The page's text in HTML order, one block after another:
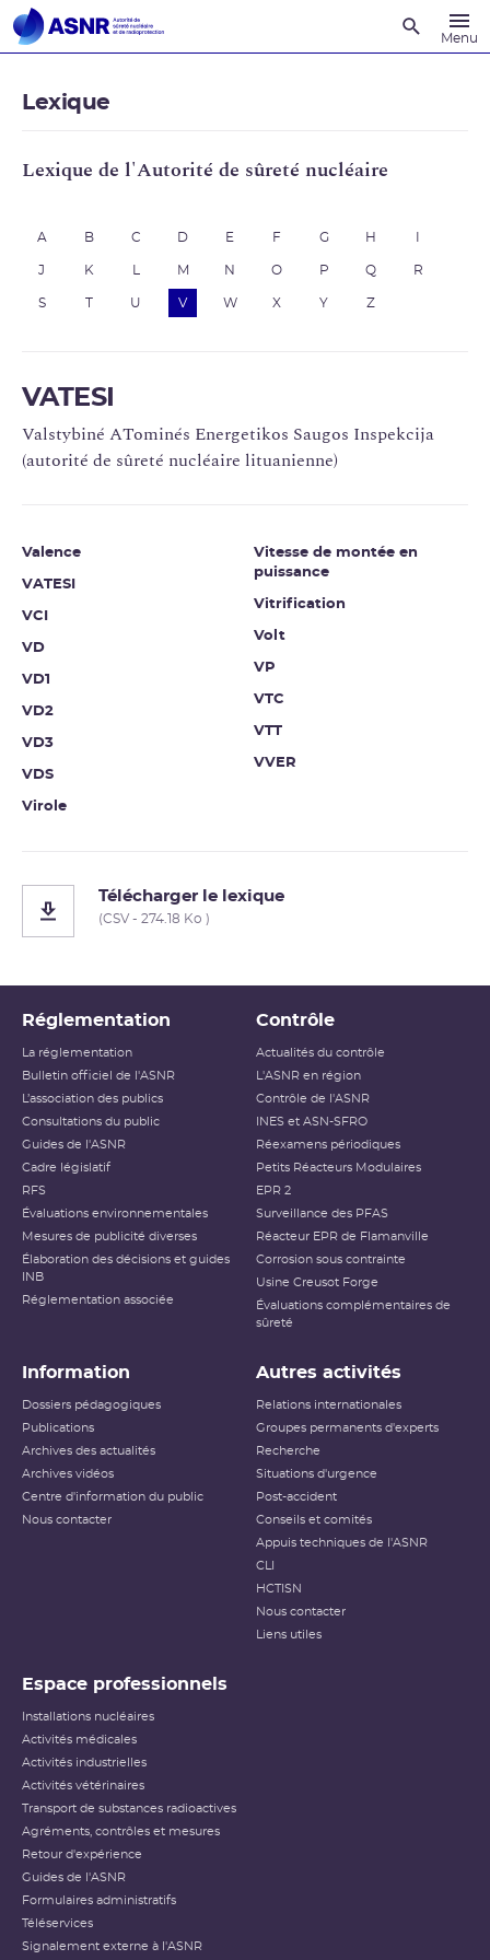
Menu
Lexique
Lexique de l'Autorité de sûreté nucléaire
A B C D E F G H
J K M N O P Q R
S U V W X Y Z
VATESI
Valstybiné ATominés Energetikos Saugos Inspekcija
(autorité de sûreté nucléaire lituanienne)
Valence
VATESI
VCI
VD
VD1
VD2
VD3
VDS
Virole
Vitesse de montée en
puissance
Vitrification
Volt
VP
VTC
VTT
VVER
Télécharger le lexique
(CSV - 274.18 Ko )
Réglementation
La réglementation
Bulletin officiel de l'ASNR
L’association des publics
Consultations du public
Guides de l'ASNR
Cadre législatif
RFS
Évaluations environnementales
Mesures de publicité diverses
Élaboration des décisions et guides
INB
Réglementation associée
Contrôle
Actualités du contrôle
L'ASNR en région
Contrôle de l'ASNR
INES et ASN-SFRO
Réexamens périodiques
Petits Réacteurs Modulaires
EPR 2
Surveillance des PFAS
Réacteur EPR de Flamanville
Corrosion sous contrainte
Usine Creusot Forge
Évaluations complémentaires de
sûreté
Information
Dossiers pédagogiques
Publications
Archives des actualités
Archives vidéos
Centre d'information du public
Nous contacter
Autres activités
Relations internationales
Groupes permanents d'experts
Recherche
Situations d'urgence
Post-accident
Conseils et comités
Appuis techniques de l'ASNR
CLI
HCTISN
Nous contacter
Liens utiles
Espace professionnels
Installations nucléaires
Activités médicales
Activités industrielles
Activités vétérinaires
Transport de substances radioactives
Agréments, contrôles et mesures
Retour d'expérience
Guides de l'ASNR
Formulaires administratifs
Téléservices
Signalement externe à l'ASNR